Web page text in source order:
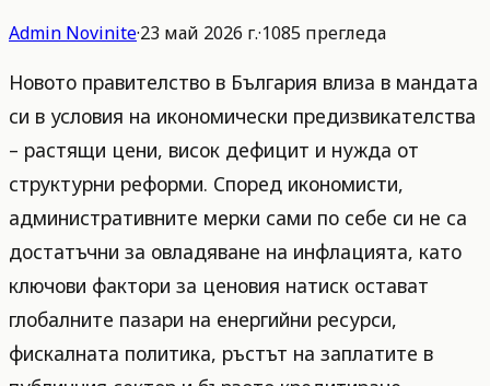
Admin Novinite·23 май 2026 г.·1085 прегледа
Новото правителство в България влиза в мандата
си в условия на икономически предизвикателства
– растящи цени, висок дефицит и нужда от
структурни реформи. Според икономисти,
административните мерки сами по себе си не са
достатъчни за овладяване на инфлацията, като
ключови фактори за ценовия натиск остават
глобалните пазари на енергийни ресурси,
фискалната политика, ръстът на заплатите в